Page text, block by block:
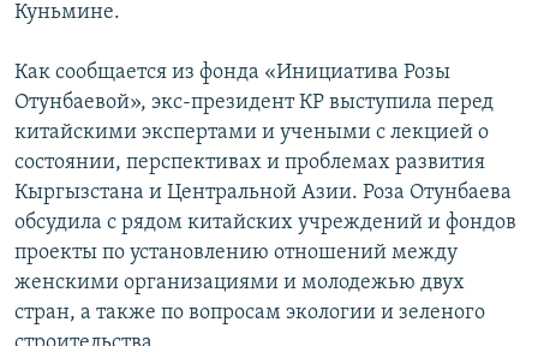
Куньмине.
Как сообщается из фонда «Инициатива Розы
Отунбаевой», экс-президент КР выступила перед
китайскими экспертами и учеными с лекцией о
состоянии, перспективах и проблемах развития
Кыргызстана и Центральной Азии. Роза Отунбаева
обсудила с рядом китайских учреждений и фондов
проекты по установлению отношений между
женскими организациями и молодежью двух
стран, а также по вопросам экологии и зеленого